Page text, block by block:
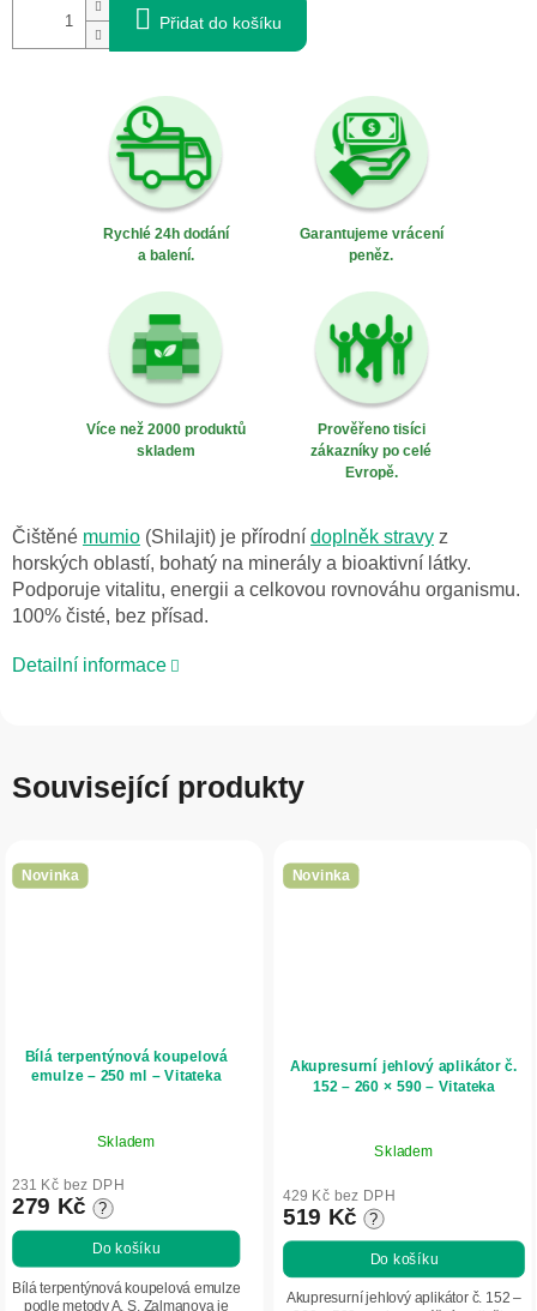
Přidat do košíku
Rychlé 24h dodání
a balení.
Garantujeme vrácení
peněz.
Více než 2000 produktů
skladem
Prověřeno tisíci
zákazníky po celé
Evropě.
Čištěné mumio (Shilajit) je přírodní doplněk stravy z
horských oblastí, bohatý na minerály a bioaktivní látky.
Podporuje vitalitu, energii a celkovou rovnováhu organismu.
100% čisté, bez přísad.
Detailní informace
Související produkty
Novinka
Bílá terpentýnová koupelová
emulze – 250 ml – Vitateka
Skladem
231 Kč bez DPH
279 Kč ?
Do košíku
Bílá terpentýnová koupelová emulze
podle metody A. S. Zalmanova je
Novinka
Akupresurní jehlový aplikátor č.
152 – 260 × 590 – Vitateka
Skladem
429 Kč bez DPH
519 Kč ?
Do košíku
Akupresurní jehlový aplikátor č. 152 –